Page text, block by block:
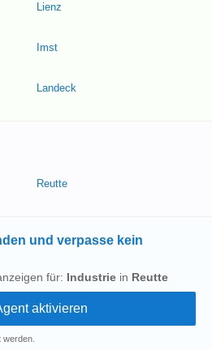
Lienz
Imst
Landeck
Reutte
und verpasse kein
für: Industrie in Reutte